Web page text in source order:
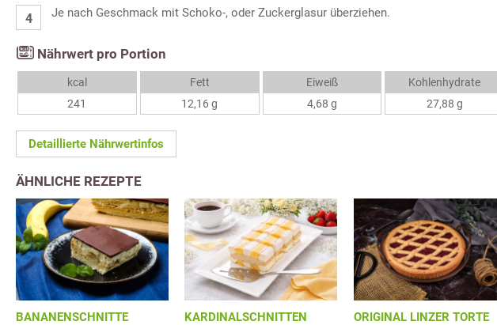
Je nach Geschmack mit Schoko-, oder Zuckerglasur überziehen.
Nährwert pro Portion
kcal
241
Fett
12,16 g
Eiweiß
4,68 g
Kohlenhydrate
27,88 g
Detaillierte Nährwertinfos
ÄHNLICHE REZEPTE
BANANENSCHNITTE
KARDINALSCHNITTEN
ORIGINAL LINZER TORTE